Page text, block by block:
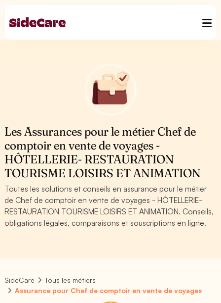
Les Assurances pour le métier Chef de
comptoir en vente de voyages -
HÔTELLERIE- RESTAURATION
TOURISME LOISIRS ET ANIMATION
Toutes les solutions et conseils en assurance pour le métier
de Chef de comptoir en vente de voyages - HÔTELLERIE-
RESTAURATION TOURISME LOISIRS ET ANIMATION. Conseils,
obligations légales, comparaisons et souscriptions en ligne.
SideCare
Tous les métiers
Assurance pour Chef de comptoir en vente de voyages